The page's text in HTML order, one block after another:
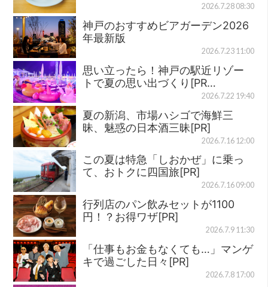
2026.7.28 08:30
神戸のおすすめビアガーデン2026
年最新版
2026.7.23 11:00
思い立ったら！神戸の駅近リゾー
トで夏の思い出づくり[PR…
2026.7.22 19:40
夏の新潟、市場ハシゴで海鮮三
昧、魅惑の日本酒三昧[PR]
2026.7.16 12:00
この夏は特急「しおかぜ」に乗っ
て、おトクに四国旅[PR]
2026.7.16 09:00
行列店のパン飲みセットが1100
円！？お得ワザ[PR]
2026.7.9 11:30
「仕事もお金もなくても…」マンゲ
キで過ごした日々[PR]
2026.7.8 17:00